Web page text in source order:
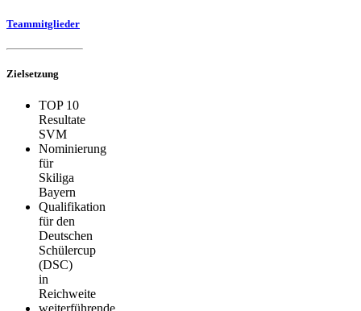
Teammitglieder
Zielsetzung
TOP 10
Resultate
SVM
Nominierung
für
Skiliga
Bayern
Qualifikation
für den
Deutschen
Schülercup
(DSC)
in
Reichweite